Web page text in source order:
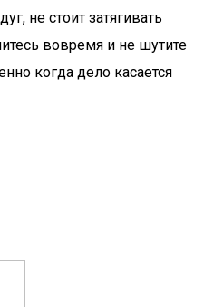
не стоит затягивать
вовремя и не шутите
когда дело касается